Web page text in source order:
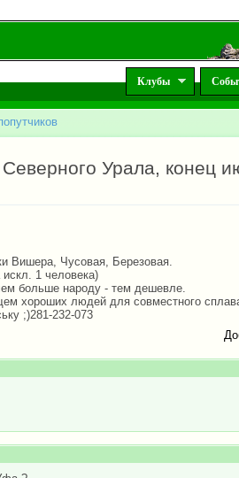
Клубы
Урала, конец
Вишера, Чусовая, Березовая.
1 человека)
больше народу - тем дешевле.
хороших людей для совместного
;)281-232-073